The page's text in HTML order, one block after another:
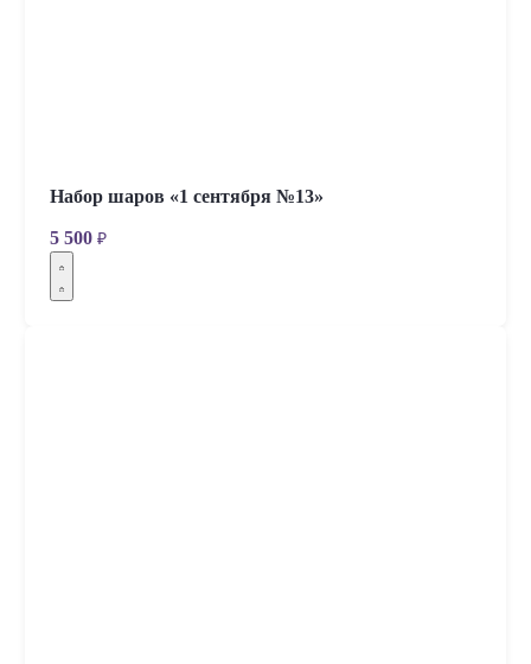
Набор шаров «1 сентября №13»
5 500 ₽